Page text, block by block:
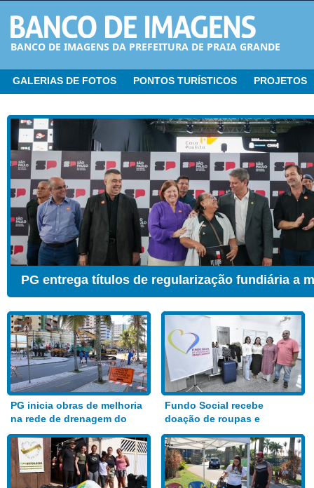
BANCO DE IMAGENS DA PREFEITURA DE PRAIA GRANDE
GALERIAS DE FOTOS PONTOS TURÍSTICOS PROJETOS
CER ganha Sala de Estimulação Sensorial
PG inicia obras de melhoria
na rede de drenagem do
Bairro Aviação
Fundo Social recebe
doação de roupas e
alimentos